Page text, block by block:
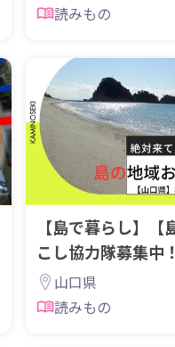
読みもの
【島で暮らし】
こし協力隊募集中
山口県
読みもの